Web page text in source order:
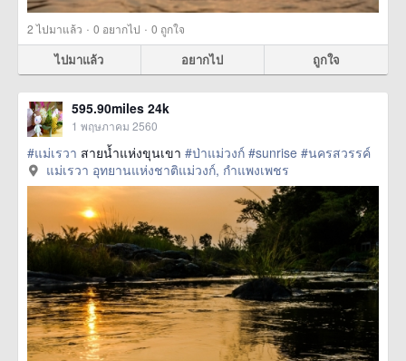
2ไปมาแล้ว · 0 อยากไป · 0 ถูกใจ
ไปมาแล้ว อยากไป ถูกใจ
595.90miles 24k
1 พฤษภาคม 2560
#แม่เรวา สายน้ำแห่งขุนเขา #ป่าแม่วงก์ #sunrise #นครสวรรค์
แม่เรวา อุทยานแห่งชาติแม่วงก์, กำแพงเพชร